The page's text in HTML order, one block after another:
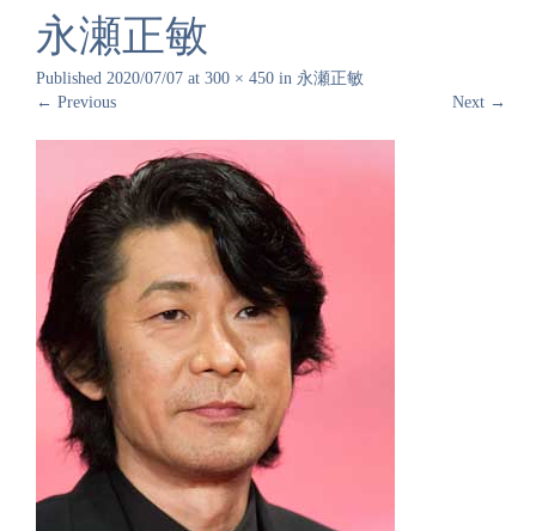
永瀬正敏
Published 2020/07/07 at 300 × 450 in 永瀬正敏
← Previous Next →